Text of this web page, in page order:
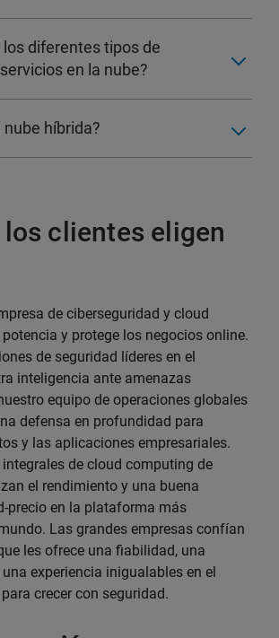
los diferentes tipos de
en la nube?
nube híbrida?
los clientes eligen
de ciberseguridad y cloud
y protege los negocios online.
de seguridad líderes en el
inteligencia ante amenazas
equipo de operaciones globales
defensa en profundidad para
y las aplicaciones empresariales.
de cloud computing de
el rendimiento y una buena
precio en la plataforma más
Las grandes empresas confían
les ofrece una fiabilidad, una
experiencia inigualables en el
crecer con seguridad.